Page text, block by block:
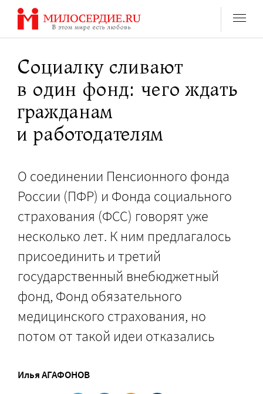
Перейти
содержанию
Социалку сливают
в один фонд: чего ждать
гражданам
и работодателям
О соединении Пенсионного фонда
России (ПФР) и Фонда социального
страхования (ФСС) говорят уже
несколько лет. К ним предлагалось
присоединить и третий
государственный внебюджетный
фонд, Фонд обязательного
медицинского страхования, но
потом от такой идеи отказались
Илья АГАФОНОВ